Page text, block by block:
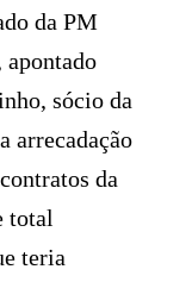
da PM
sócio da
arrecadação
da
total
teria